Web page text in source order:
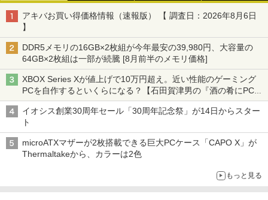
アキバお買い得価格情報（速報版） 【 調査日：2026年8月6日
】
DDR5メモリの16GB×2枚組が今年最安の39,980円、大容量の
64GB×2枚組は一部が続騰 [8月前半のメモリ価格]
XBOX Series Xが値上げで10万円超え。近い性能のゲーミング
PCを自作するといくらになる？【石田賀津男の『酒の肴にPCゲ
ーム』】
イオシス創業30周年セール「30周年記念祭」が14日からスター
ト
microATXマザーが2枚搭載できる巨大PCケース「CAPO X」が
Thermaltakeから、カラーは2色
もっと見る